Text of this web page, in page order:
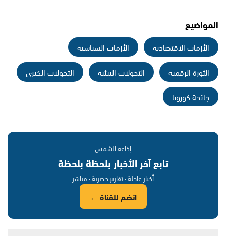
المواضيع
الأزمات الاقتصادية
الأزمات السياسية
الثورة الرقمية
التحولات البيئية
التحولات الكبرى
جائحة كورونا
إذاعة الشمس
تابع آخر الأخبار بلحظة بلحظة
أخبار عاجلة · تقارير حصرية · مباشر
انضم للقناة ←